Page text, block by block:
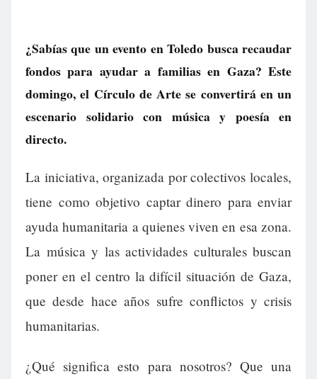
¿Sabías que un evento en Toledo busca recaudar
fondos para ayudar a familias en Gaza? Este
domingo, el Círculo de Arte se convertirá en un
escenario solidario con música y poesía en
directo.
La iniciativa, organizada por colectivos locales,
tiene como objetivo captar dinero para enviar
ayuda humanitaria a quienes viven en esa zona.
La música y las actividades culturales buscan
poner en el centro la difícil situación de Gaza,
que desde hace años sufre conflictos y crisis
humanitarias.
¿Qué significa esto para nosotros? Que una